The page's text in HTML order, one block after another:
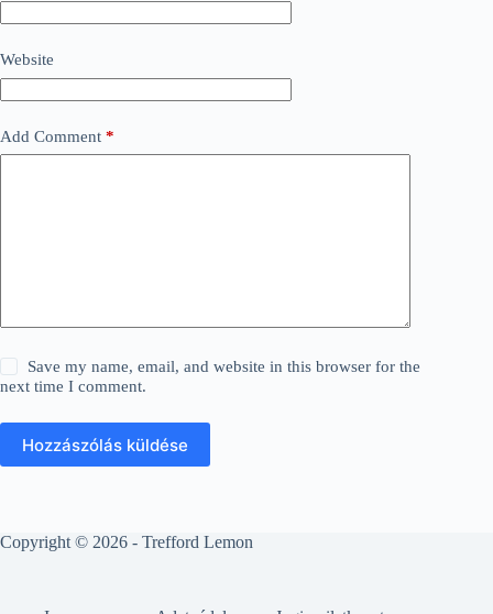
Website
Add Comment *
Save my name, email, and website in this browser for the
next time I comment.
Hozzászólás küldése
Copyright © 2026 - Trefford Lemon